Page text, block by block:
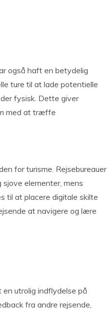
også haft en betydelig
ture til at lade potentielle
fysisk. Dette giver
med at træffe
for turisme. Rejsebureauer
elementer, mens
til at placere digitale skilte
at navigere og lære
en utrolig indflydelse på
fra andre rejsende,